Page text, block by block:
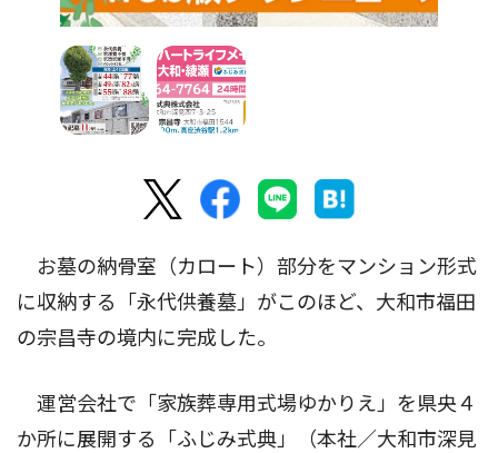
お墓の納骨室（カロート）部分をマンション形式
に収納する「永代供養墓」がこのほど、大和市福田
の宗昌寺の境内に完成した。
運営会社で「家族葬専用式場ゆかりえ」を県央４
か所に展開する「ふじみ式典」（本社／大和市深見